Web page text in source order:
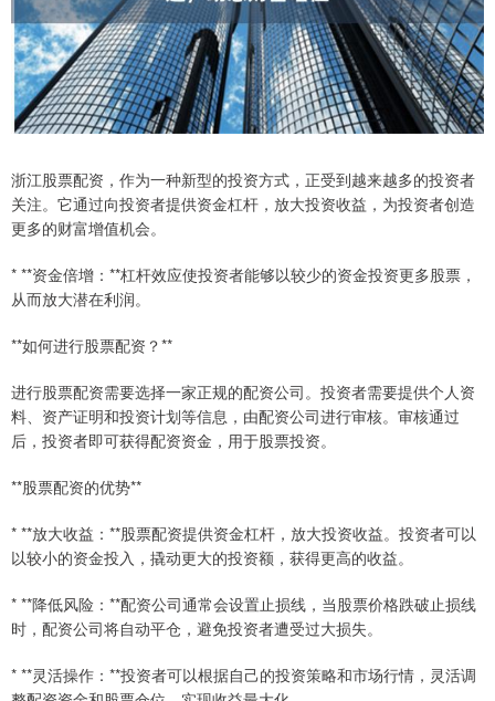
浙江股票配资，作为一种新型的投资方式，正受到越来越多的投资者
关注。它通过向投资者提供资金杠杆，放大投资收益，为投资者创造
更多的财富增值机会。
* **资金倍增：**杠杆效应使投资者能够以较少的资金投资更多股票，
从而放大潜在利润。
**如何进行股票配资？**
进行股票配资需要选择一家正规的配资公司。投资者需要提供个人资
料、资产证明和投资计划等信息，由配资公司进行审核。审核通过
后，投资者即可获得配资资金，用于股票投资。
**股票配资的优势**
* **放大收益：**股票配资提供资金杠杆，放大投资收益。投资者可以
以较小的资金投入，撬动更大的投资额，获得更高的收益。
* **降低风险：**配资公司通常会设置止损线，当股票价格跌破止损线
时，配资公司将自动平仓，避免投资者遭受过大损失。
* **灵活操作：**投资者可以根据自己的投资策略和市场行情，灵活调